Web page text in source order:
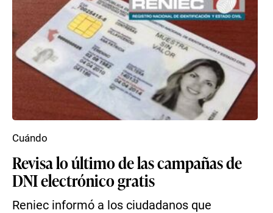
Revisa lo último de las campañas de
DNI electrónico gratis
Reniec informó a los ciudadanos que
Cuándo